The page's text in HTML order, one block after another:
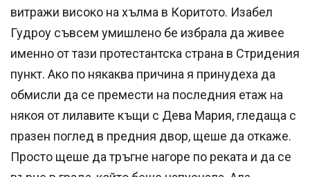
витражи високо на хълма в Коритото. Изабел
Гудроу съвсем умишлено бе избрала да живее
именно от тази протестантска страна в Стридения
пункт. Ако по някаква причина я принудеха да
обмисли да се премести на последния етаж на
някоя от лилавите къщи с Дева Мария, гледаща с
празен поглед в предния двор, щеше да откаже.
Просто щеше да тръгне нагоре по реката и да се